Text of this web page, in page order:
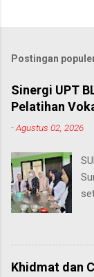
Postingan
Sinergi UPT
Pelatihan
-Agustus 02, 2026
Khidmat dan